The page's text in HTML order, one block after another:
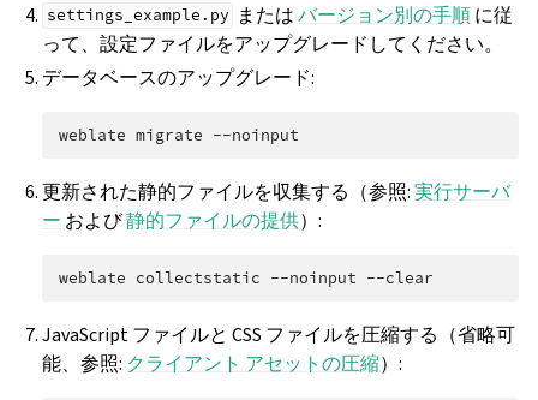
settings_example.py またはバージョン別の手順に従
って、設定ファイルをアップグレードしてください。
データベースのアップグレード:
weblate migrate
更新された静的ファイルを収集する（参照:実行サーバ
ー および静的ファイルの提供）:
weblate collectstatic --noinput
JavaScript ファイルと CSS ファイルを圧縮する（省略可
能、参照: クライアント アセットの圧縮）: